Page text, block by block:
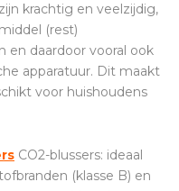
krachtig en veelzijdig,
(rest)
en daardoor vooral ook
apparatuur. Dit maakt
voor huishoudens
CO2-blussers: ideaal
(klasse B) en